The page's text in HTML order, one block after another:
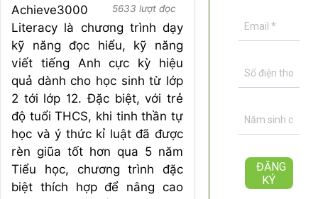
5633 lượt đọc
Achieve3000
Literacy là chương trình dạy
kỹ năng đọc hiểu, kỹ năng
viết tiếng Anh cực kỳ hiệu
quả dành cho học sinh từ lớp
2 tới lớp 12. Đặc biệt, với trẻ
độ tuổi THCS, khi tinh thần tự
học và ý thức kỉ luật đã được
rèn giũa tốt hơn qua 5 năm
Tiểu học, chương trình đặc
biệt thích hợp để nâng cao